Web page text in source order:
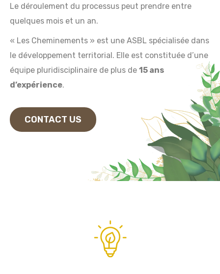
Le déroulement du processus peut prendre entre
quelques mois et un an.
« Les Cheminements » est une ASBL spécialisée dans
le développement territorial. Elle est constituée d’une
équipe pluridisciplinaire de plus de 15 ans
d’expérience.
CONTACT US